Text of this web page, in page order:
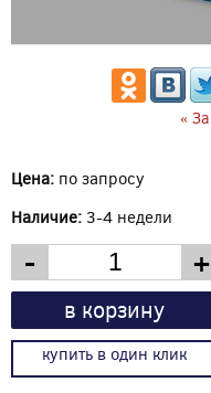
«
Цена: по запросу
Наличие: 3-4 недели
- +
в корзину
купить в один клик